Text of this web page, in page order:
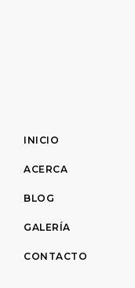
INICIO
ACERCA
BLOG
GALERÍA
CONTACTO